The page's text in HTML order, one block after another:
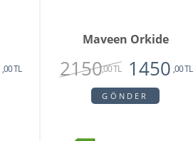
,00 TL
Maveen Orkide
2150,00 TL 1450 ,00 TL
GÖNDER